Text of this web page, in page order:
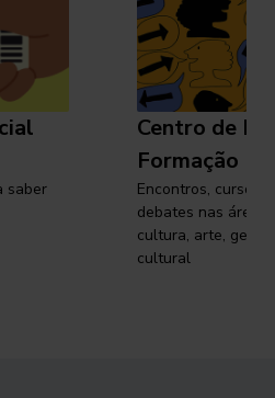
saber
Centro de
Formação
Encontros, cursos,
debates nas áreas
cultura, arte,
cultural